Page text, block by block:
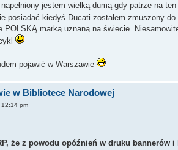
jestem wielką dumą gdy patrze na
posiadać kiedyś Ducati zostałem zmuszony
POLSKĄ marką uznaną na świecie.
pojawić w Warszawie
w Bibliotece Narodowej
pm
że z powodu opóźnień w druku bannerów